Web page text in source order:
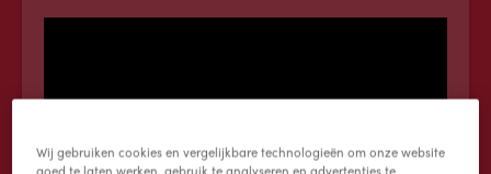
Wij gebruiken cookies en vergelijkbare technologieën om onze website
goed te laten werken, gebruik te analyseren en advertenties te